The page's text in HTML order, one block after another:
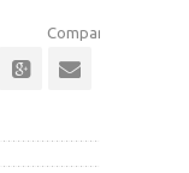
Comparte esta